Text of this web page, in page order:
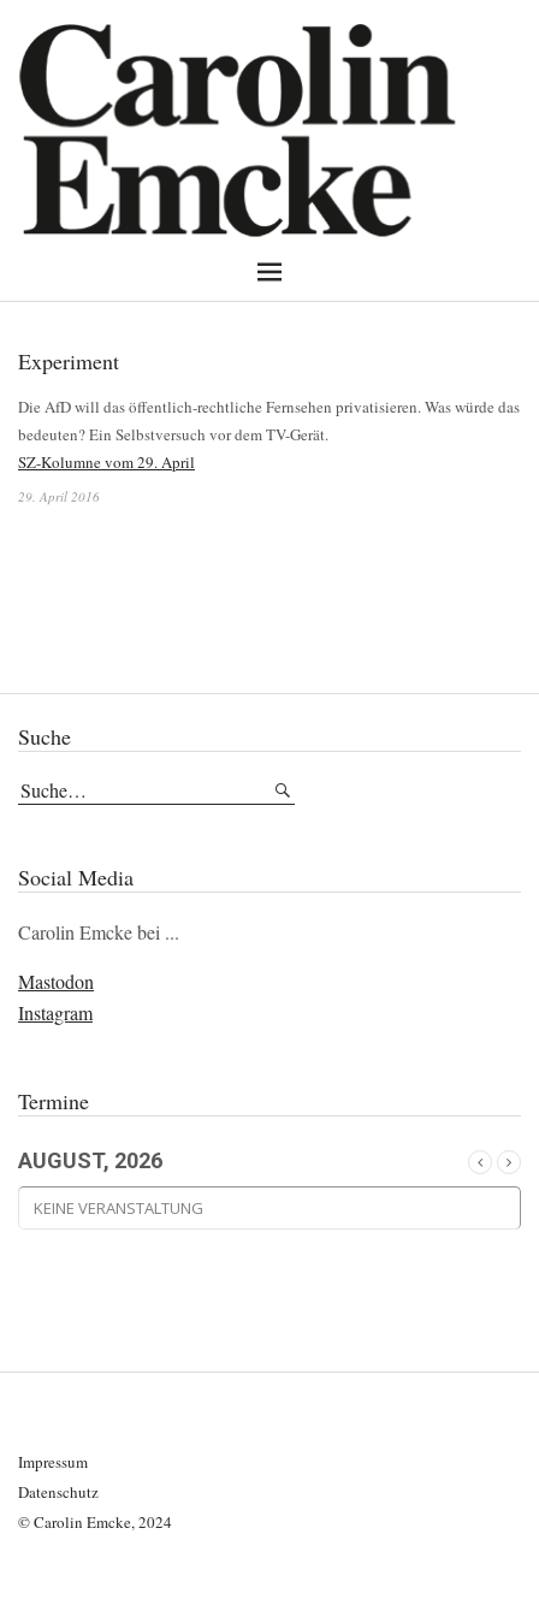
Experiment
Die AfD will das öffentlich-rechtliche Fernsehen privatisieren. Was würde das
bedeuten? Ein Selbstversuch vor dem TV-Gerät.
SZ-Kolumne vom 29. April
29. April 2016
Suche
Social Media
Carolin Emcke bei ...
Mastodon
Instagram
Termine
AUGUST, 2026
KEINE VERANSTALTUNG
Impressum
Datenschutz
© Carolin Emcke, 2024